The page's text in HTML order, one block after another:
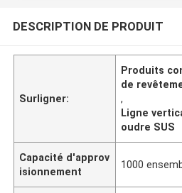
DESCRIPTION DE PRODUIT
Surligner:
Produits
de
,
Ligne
oudre SUS
Capacité d'approv
isionnement
1000